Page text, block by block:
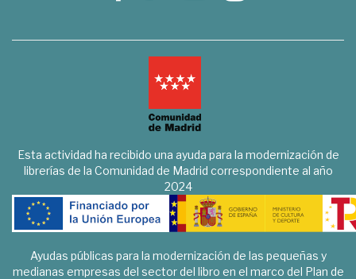
Esta actividad ha recibido una ayuda para la modernización de
librerías de la Comunidad de Madrid correspondiente al año
2024
Ayudas públicas para la modernización de las pequeñas y
medianas empresas del sector del libro en el marco del Plan de